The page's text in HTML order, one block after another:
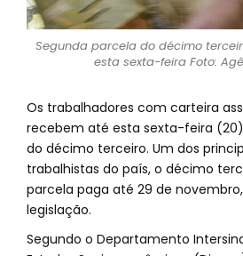
Segunda parcela do décimo
esta sexta-feira Foto:
Os trabalhadores com carteira
recebem até esta sexta-feira
do décimo terceiro. Um dos
trabalhistas do país, o décimo
parcela paga até 29 de
legislação.
Segundo o Departamento